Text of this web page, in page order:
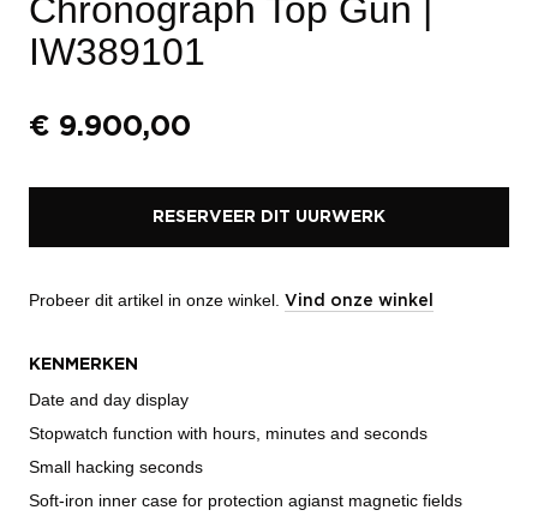
Chronograph Top Gun |
IW389101
€ 9.900,00
RESERVEER DIT UURWERK
Probeer dit artikel in onze winkel. Vind onze winkel
KENMERKEN
Date and day display
Stopwatch function with hours, minutes and seconds
Small hacking seconds
Soft-iron inner case for protection agianst magnetic fields